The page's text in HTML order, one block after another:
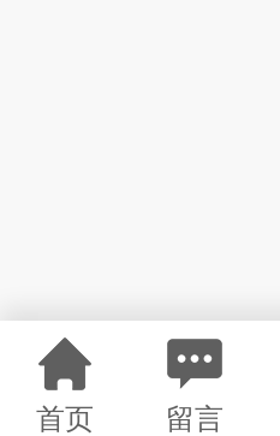
首页 留言